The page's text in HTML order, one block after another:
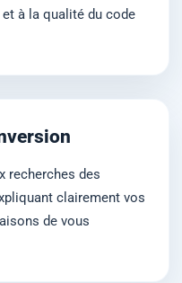
à la qualité du code
recherches des
clairement vos
de vous